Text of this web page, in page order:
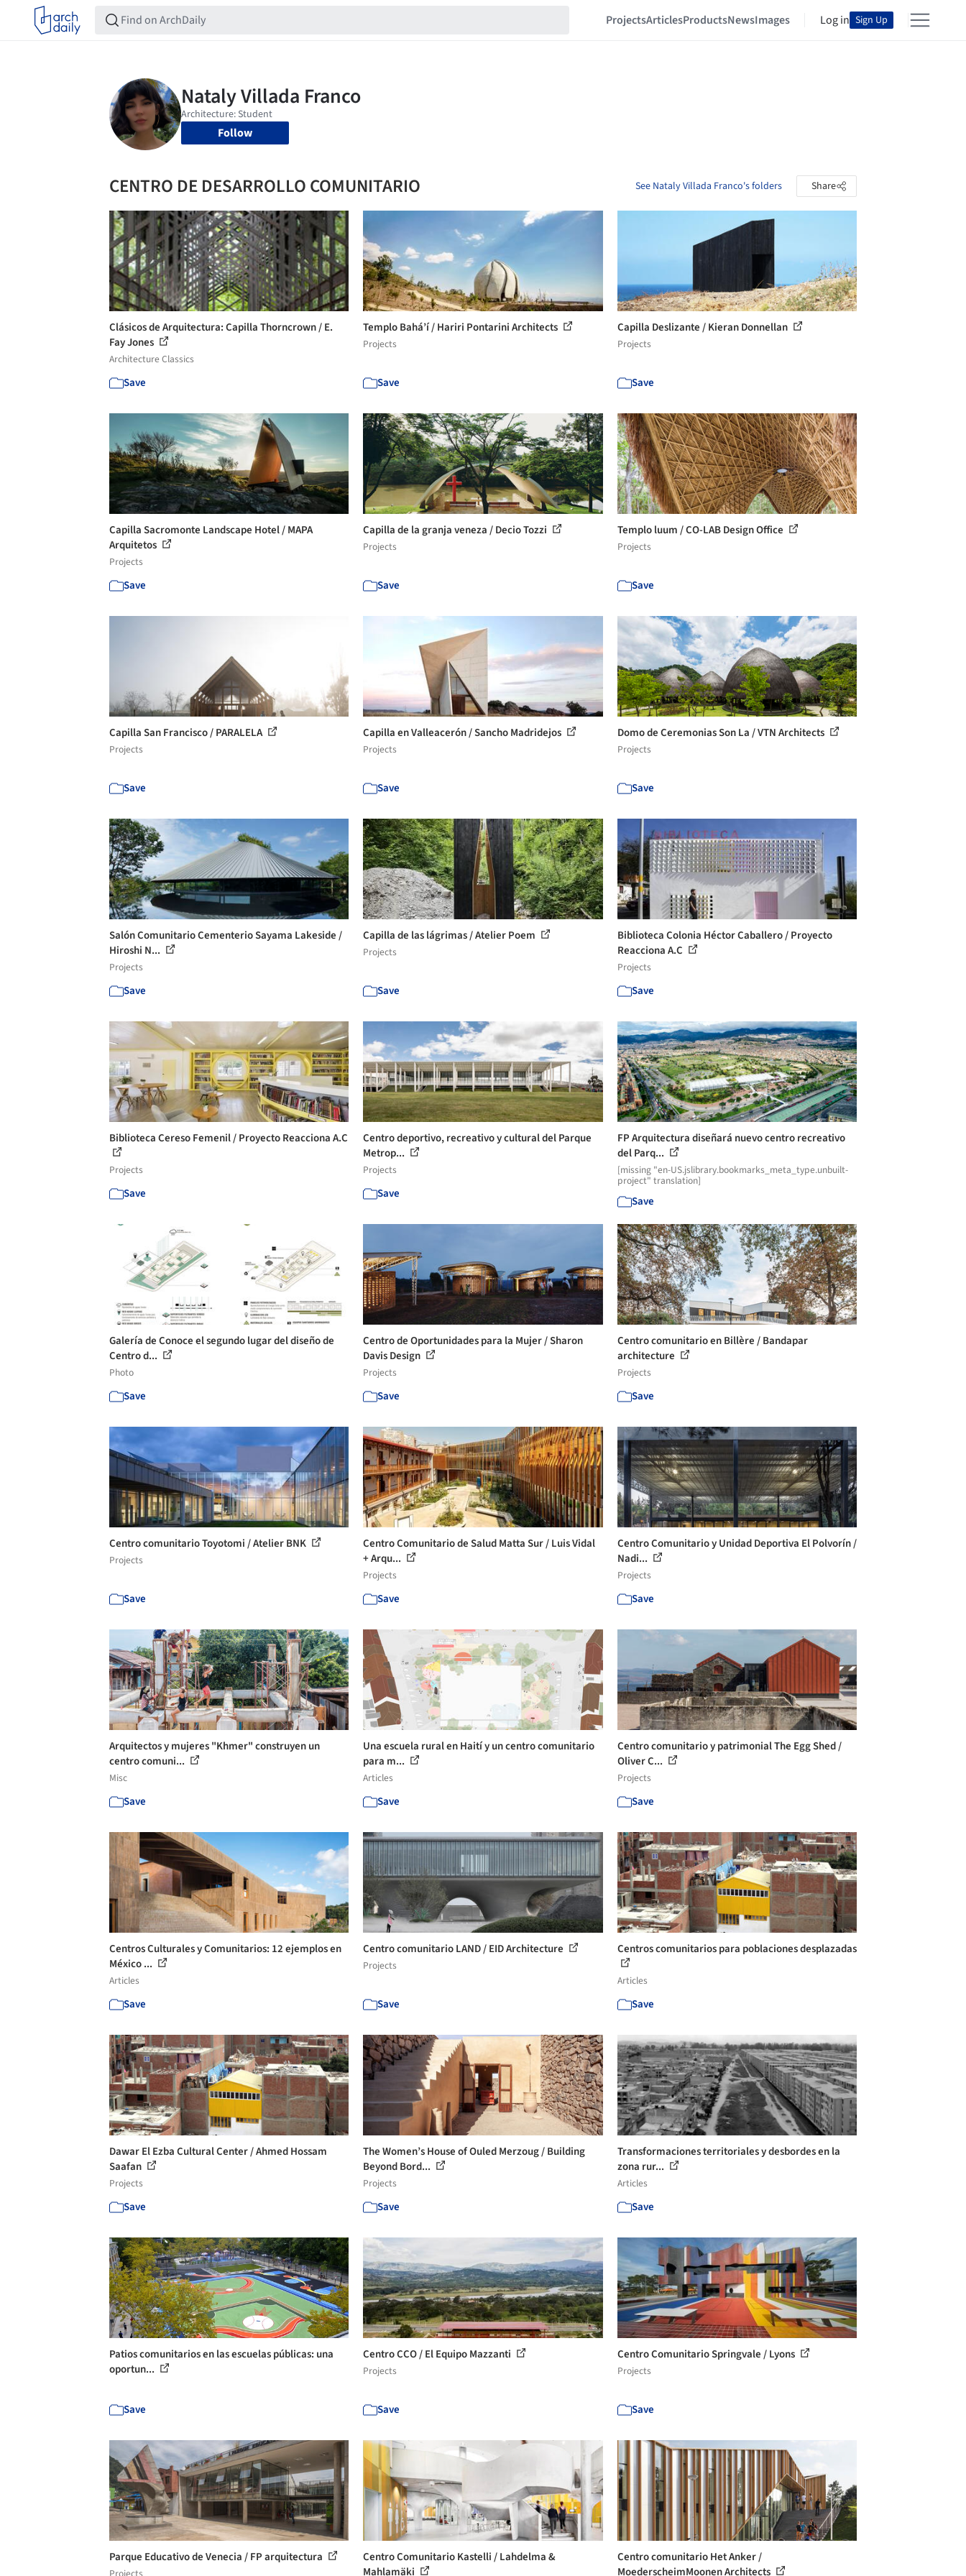
ProjectsArticlesProductsNewsImages Log in Sign Up
Follow
CENTRO DE DESARROLLO COMUNITARIO See Nataly Villada Franco's folders Share
Clásicos de Arquitectura: Capilla Thorncrown / E.
Fay Jones
Architecture Classics
Save
Templo Bahá’í / Hariri Pontarini Architects
Projects
Save
Capilla Deslizante / Kieran Donnellan
Projects
Save
Capilla Sacromonte Landscape Hotel / MAPA
Arquitetos
Projects
Save
Capilla de la granja veneza / Decio Tozzi
Projects
Save
Templo luum / CO-LAB Design Office
Projects
Save
Capilla San Francisco / PARALELA
Projects
Save
Capilla en Valleacerón / Sancho Madridejos
Projects
Save
Domo de Ceremonias Son La / VTN Architects
Projects
Save
Salón Comunitario Cementerio Sayama Lakeside /
Hiroshi N...
Projects
Save
Capilla de las lágrimas / Atelier Poem
Projects
Save
Biblioteca Colonia Héctor Caballero / Proyecto
Reacciona A.C
Projects
Save
Biblioteca Cereso Femenil / Proyecto Reacciona A.C
Projects
Save
Centro deportivo, recreativo y cultural del Parque
Metrop...
Projects
Save
FP Arquitectura diseñará nuevo centro recreativo
del Parq...
[missing "en-US.jslibrary.bookmarks_meta_type.unbuilt-
project" translation]
Save
Galería de Conoce el segundo lugar del diseño de
Centro d...
Photo
Save
Centro de Oportunidades para la Mujer / Sharon
Davis Design
Projects
Save
Centro comunitario en Billère / Bandapar
architecture
Projects
Save
Centro comunitario Toyotomi / Atelier BNK
Projects
Save
Centro Comunitario de Salud Matta Sur / Luis Vidal
+ Arqu...
Projects
Save
Centro Comunitario y Unidad Deportiva El Polvorín /
Nadi...
Projects
Save
Arquitectos y mujeres "Khmer" construyen un
centro comuni...
Misc
Save
Una escuela rural en Haití y un centro comunitario
para m...
Articles
Save
Centro comunitario y patrimonial The Egg Shed /
Oliver C...
Projects
Save
Centros Culturales y Comunitarios: 12 ejemplos en
México ...
Articles
Save
Centro comunitario LAND / EID Architecture
Projects
Save
Centros comunitarios para poblaciones desplazadas
Articles
Save
Dawar El Ezba Cultural Center / Ahmed Hossam
Saafan
Projects
Save
The Women’s House of Ouled Merzoug / Building
Beyond Bord...
Projects
Save
Transformaciones territoriales y desbordes en la
zona rur...
Articles
Save
Patios comunitarios en las escuelas públicas: una
oportun...
Save
Centro CCO / El Equipo Mazzanti
Projects
Save
Centro Comunitario Springvale / Lyons
Projects
Save
Parque Educativo de Venecia / FP arquitectura
Centro Comunitario Kastelli / Lahdelma &
Mahlamäki
Centro comunitario Het Anker /
MoederscheimMoonen Architects